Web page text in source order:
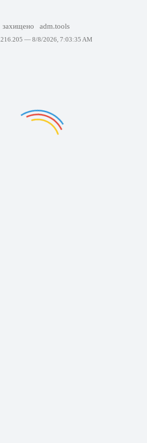
захищено adm.tools
— 8/8/2026, 7:03:35 AM